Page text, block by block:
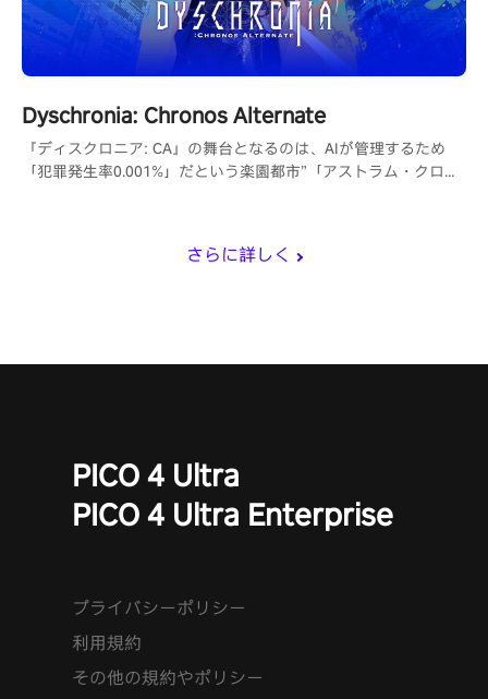
さらに詳しく
Dyschronia: Chronos Alternate
『ディスクロニア: CA』の舞台となるのは、AIが管理するため
「犯罪発生率0.001%」だという楽園都市”「アストラム・クロー
PICO 4 Ultra
PICO 4 Ultra Enterprise
プライバシーポリシー
利用規約
その他の規約やポリシー